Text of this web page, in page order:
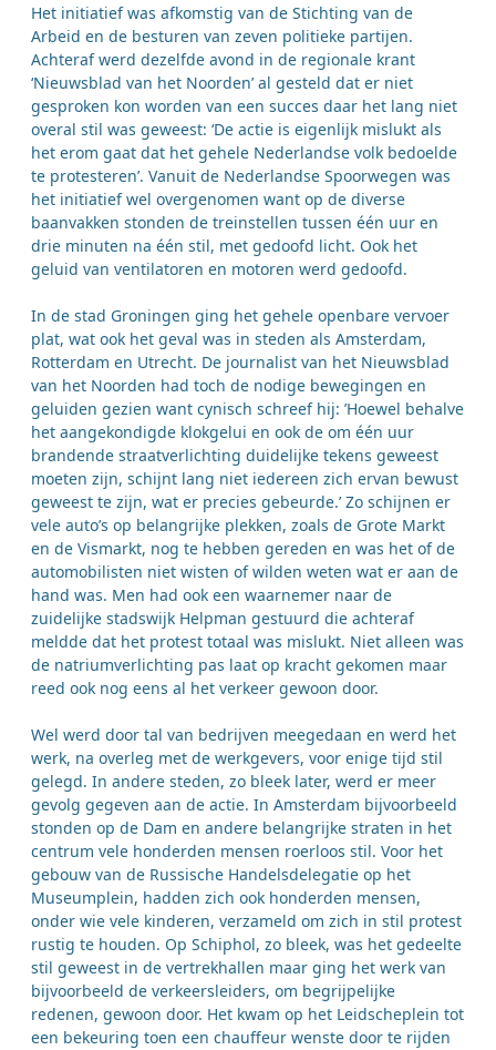
Het initiatief was afkomstig van de Stichting van de
Arbeid en de besturen van zeven politieke partijen.
Achteraf werd dezelfde avond in de regionale krant
‘Nieuwsblad van het Noorden’ al gesteld dat er niet
gesproken kon worden van een succes daar het lang niet
overal stil was geweest: ‘De actie is eigenlijk mislukt als
het erom gaat dat het gehele Nederlandse volk bedoelde
te protesteren’. Vanuit de Nederlandse Spoorwegen was
het initiatief wel overgenomen want op de diverse
baanvakken stonden de treinstellen tussen één uur en
drie minuten na één stil, met gedoofd licht. Ook het
geluid van ventilatoren en motoren werd gedoofd.
In de stad Groningen ging het gehele openbare vervoer
plat, wat ook het geval was in steden als Amsterdam,
Rotterdam en Utrecht. De journalist van het Nieuwsblad
van het Noorden had toch de nodige bewegingen en
geluiden gezien want cynisch schreef hij: ’Hoewel behalve
het aangekondigde klokgelui en ook de om één uur
brandende straatverlichting duidelijke tekens geweest
moeten zijn, schijnt lang niet iedereen zich ervan bewust
geweest te zijn, wat er precies gebeurde.’ Zo schijnen er
vele auto’s op belangrijke plekken, zoals de Grote Markt
en de Vismarkt, nog te hebben gereden en was het of de
automobilisten niet wisten of wilden weten wat er aan de
hand was. Men had ook een waarnemer naar de
zuidelijke stadswijk Helpman gestuurd die achteraf
meldde dat het protest totaal was mislukt. Niet alleen was
de natriumverlichting pas laat op kracht gekomen maar
reed ook nog eens al het verkeer gewoon door.
Wel werd door tal van bedrijven meegedaan en werd het
werk, na overleg met de werkgevers, voor enige tijd stil
gelegd. In andere steden, zo bleek later, werd er meer
gevolg gegeven aan de actie. In Amsterdam bijvoorbeeld
stonden op de Dam en andere belangrijke straten in het
centrum vele honderden mensen roerloos stil. Voor het
gebouw van de Russische Handelsdelegatie op het
Museumplein, hadden zich ook honderden mensen,
onder wie vele kinderen, verzameld om zich in stil protest
rustig te houden. Op Schiphol, zo bleek, was het gedeelte
stil geweest in de vertrekhallen maar ging het werk van
bijvoorbeeld de verkeersleiders, om begrijpelijke
redenen, gewoon door. Het kwam op het Leidscheplein tot
een bekeuring toen een chauffeur wenste door te rijden